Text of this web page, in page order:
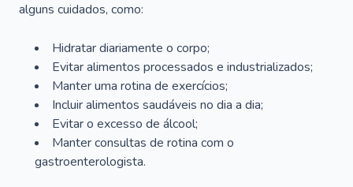
alguns cuidados, como:
Hidratar diariamente o corpo;
Evitar alimentos processados e industrializados;
Manter uma rotina de exercícios;
Incluir alimentos saudáveis no dia a dia;
Evitar o excesso de álcool;
Manter consultas de rotina com o
gastroenterologista.